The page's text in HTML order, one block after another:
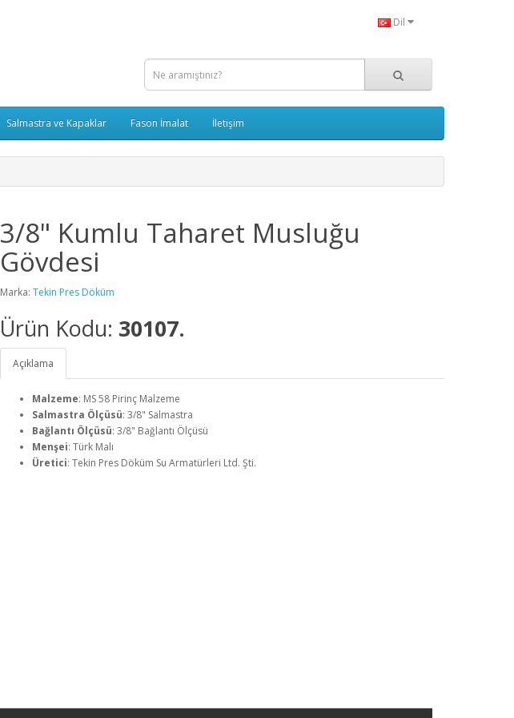
Dil
Salmastra ve Kapaklar Fason İmalat İletişim
3/8" Kumlu Taharet Musluğu
Gövdesi
Marka: Tekin Pres Döküm
Ürün Kodu: 30107.
Açıklama
Malzeme: MS 58 Pirinç Malzeme
Salmastra Ölçüsü: 3/8" Salmastra
Bağlantı Ölçüsü: 3/8" Bağlantı Ölçüsü
Menşei: Türk Malı
Üretici: Tekin Pres Döküm Su Armatürleri Ltd. Şti.